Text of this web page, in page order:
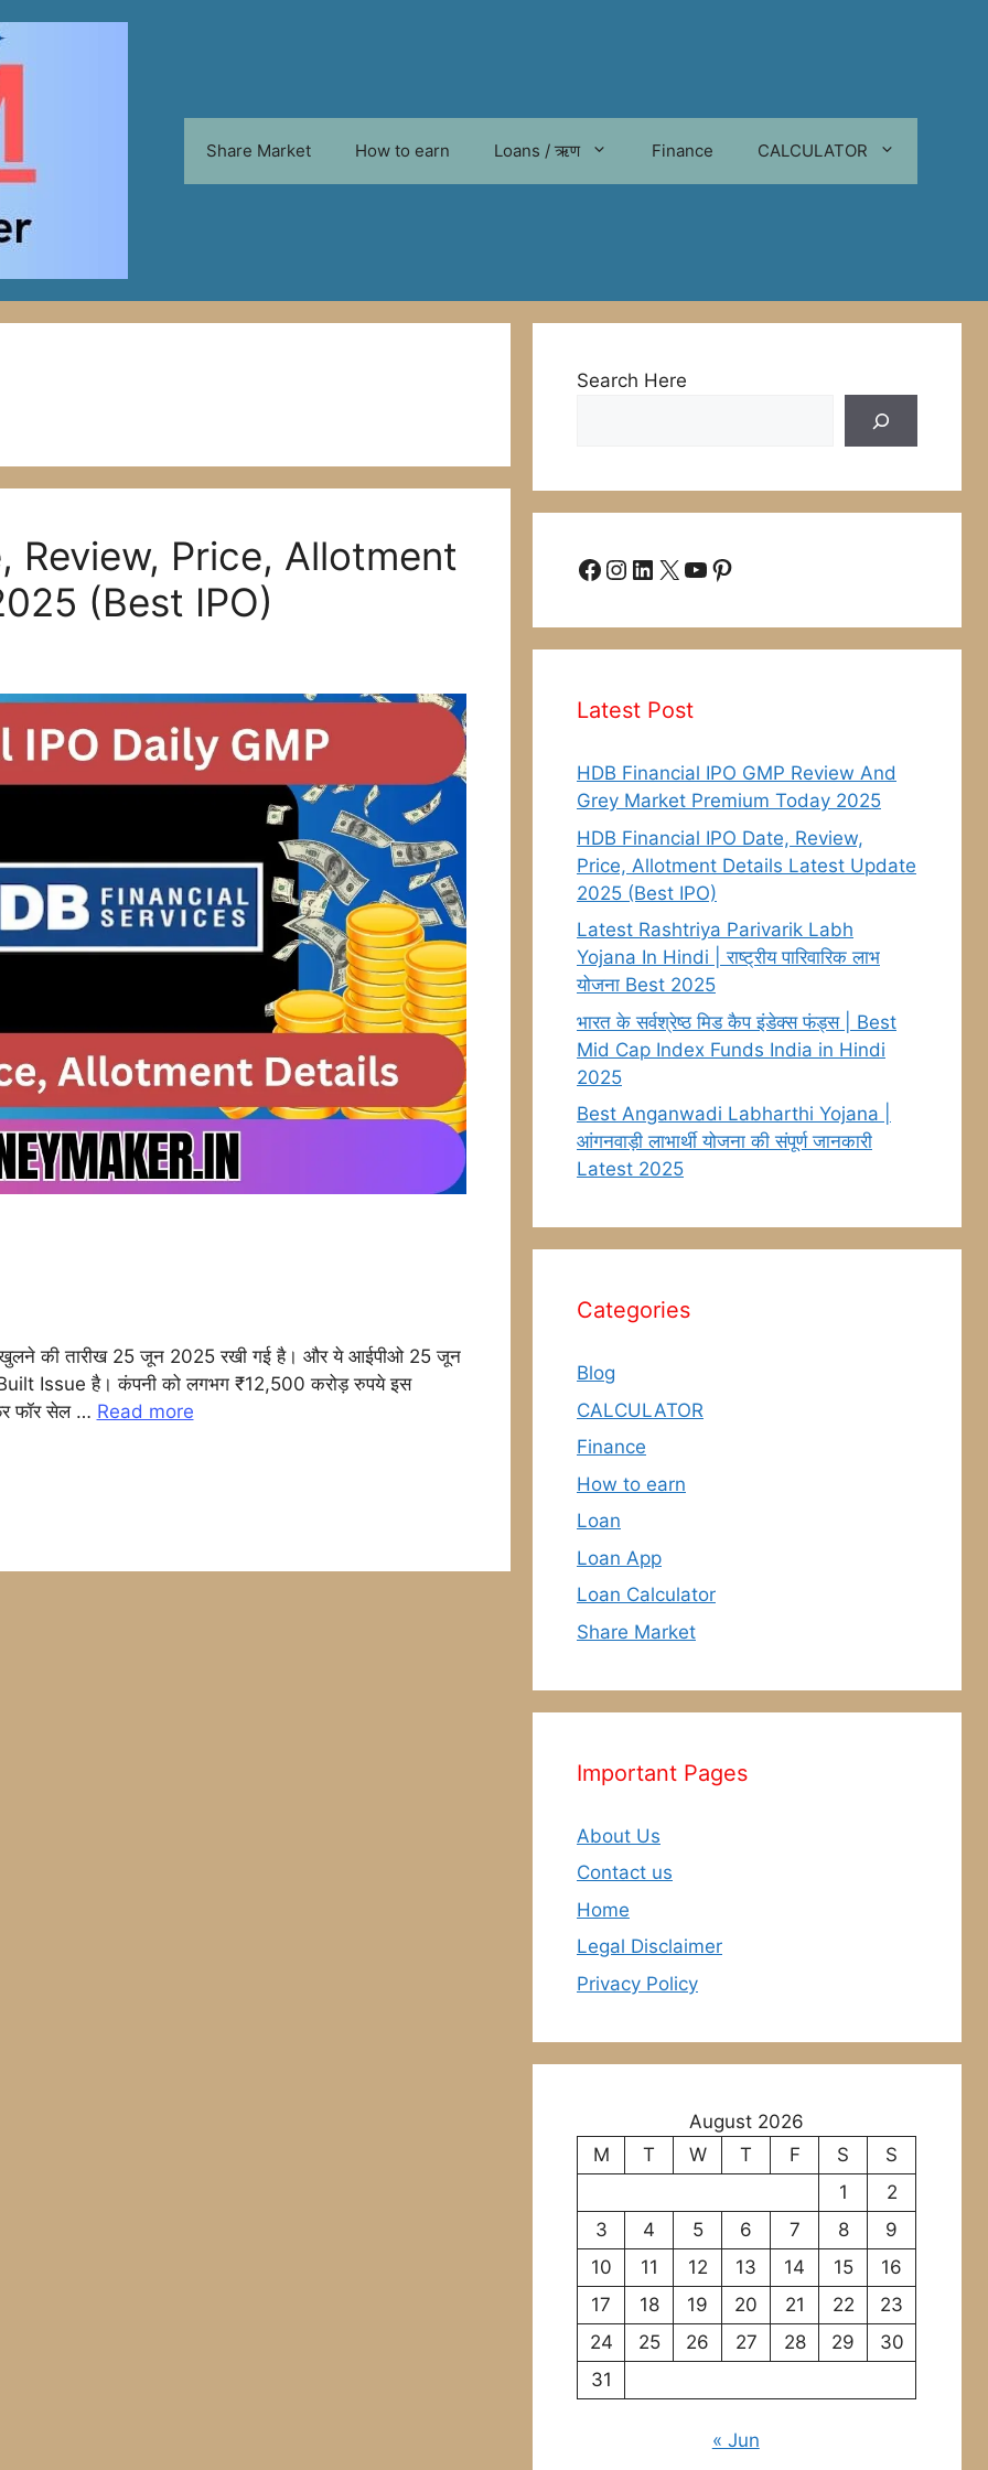
Share Market How to earn Loans / ऋण Finance CALCULATOR
Review, Price, Allotment
(Best IPO)
की तारीख 25 जून 2025 रखी गई है। और ये आईपीओ 25 जून
Issue है। कंपनी को लगभग ₹12,500 करोड़ रुपये इस
फॉर सेल … Read more
Search Here
Facebook
Instagram
LinkedIn
X YouTube
Pinterest
Latest Post
HDB Financial IPO GMP Review And
Grey Market Premium Today 2025
HDB Financial IPO Date, Review,
Price, Allotment Details Latest Update
2025 (Best IPO)
Latest Rashtriya Parivarik Labh
Yojana In Hindi | राष्ट्रीय पारिवारिक लाभ
योजना Best 2025
भारत के सर्वश्रेष्ठ मिड कैप इंडेक्स फंड्स | Best
Mid Cap Index Funds India in Hindi
2025
Best Anganwadi Labharthi Yojana |
आंगनवाड़ी लाभार्थी योजना की संपूर्ण जानकारी
Latest 2025
Categories
Blog
CALCULATOR
Finance
How to earn
Loan
Loan App
Loan Calculator
Share Market
Important Pages
About Us
Contact us
Home
Legal Disclaimer
Privacy Policy
August 2026
M
T W T F S
S
1
2
3
4 5 6 7 8
9
10
11 12 13 14 15
16
17
18 19 20 21 22
23
24
25 26 27 28 29
30
31
« Jun